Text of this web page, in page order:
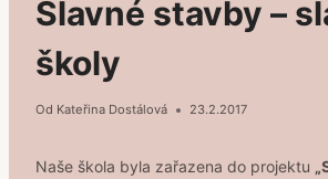
Slavné stavby –
školy
Od Kateřina Dostálová 23.2.2017
Naše škola byla zařazena do projektu